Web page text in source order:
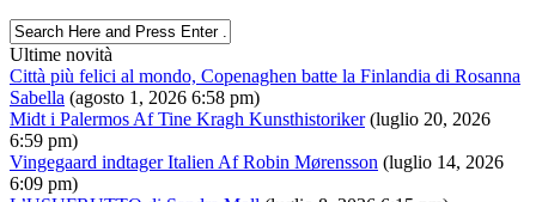
Ultime novità
Città più felici al mondo, Copenaghen batte la Finlandia di Rosanna
Sabella (agosto 1, 2026 6:58 pm)
Midt i Palermos Af Tine Kragh Kunsthistoriker (luglio 20, 2026
6:59 pm)
Vingegaard indtager Italien Af Robin Mørensson (luglio 14, 2026
6:09 pm)